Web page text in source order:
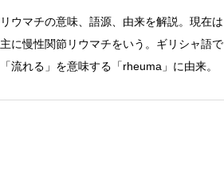
リウマチの意味、語源、由来を解説。現在は
主に慢性関節リウマチをいう。ギリシャ語で
「流れる」を意味する「rheuma」に由来。